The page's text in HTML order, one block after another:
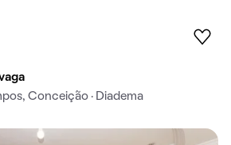
Conceição · Diadema